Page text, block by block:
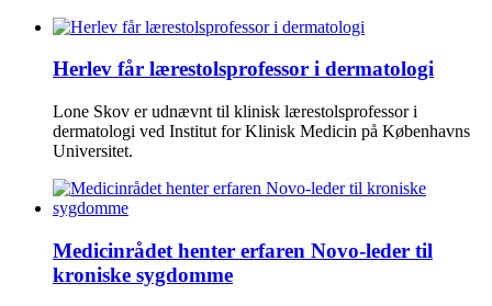
Herlev får lærestolsprofessor i dermatologi
Lone Skov er udnævnt til klinisk lærestolsprofessor i
dermatologi ved Institut for Klinisk Medicin på Københavns
Universitet.
Medicinrådet henter erfaren Novo-leder til
kroniske sygdomme